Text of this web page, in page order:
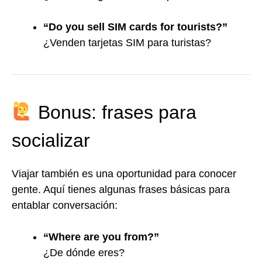
“Do you sell SIM cards for tourists?”
¿Venden tarjetas SIM para turistas?
Bonus: frases para
socializar
Viajar también es una oportunidad para conocer
gente. Aquí tienes algunas frases básicas para
entablar conversación:
“Where are you from?”
¿De dónde eres?